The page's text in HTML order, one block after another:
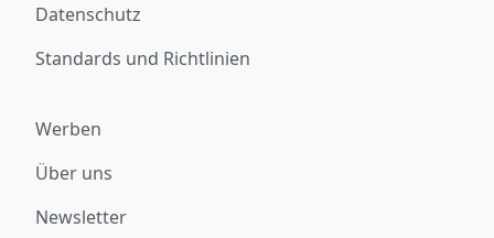
Datenschutz
Standards und Richtlinien
Werben
Über uns
Newsletter